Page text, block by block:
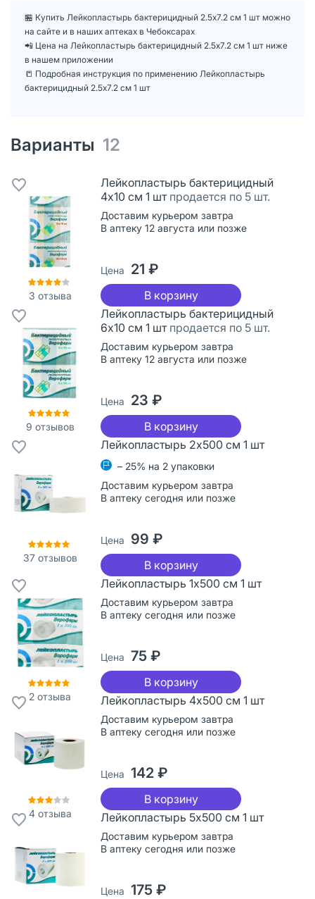
🏪 Купить Лейкопластырь бактерицидный 2.5х7.2 см 1 шт можно
на сайте и в наших аптеках в Чебоксарах
📲 Цена на Лейкопластырь бактерицидный 2.5х7.2 см 1 шт ниже
в нашем приложении
📒 Подробная инструкция по применению Лейкопластырь
бактерицидный 2.5х7.2 см 1 шт
Варианты 12
3 отзыва
Лейкопластырь бактерицидный
4х10 см 1 шт продается по 5 шт.
Доставим курьером завтра
В аптеку 12 августа или позже
Цена 21 ₽
В корзину
9 отзывов
Лейкопластырь бактерицидный
6х10 см 1 шт продается по 5 шт.
Доставим курьером завтра
В аптеку 12 августа или позже
Цена 23 ₽
В корзину
37отзывов
Лейкопластырь 2х500 см 1 шт
– 25% на 2 упаковки
Доставим курьером завтра
В аптеку сегодня или позже
Цена 99 ₽
В корзину
2 отзыва
Лейкопластырь 1х500 см 1 шт
Доставим курьером завтра
В аптеку сегодня или позже
Цена 75 ₽
В корзину
4отзыва
Лейкопластырь 4х500 см 1 шт
Доставим курьером завтра
В аптеку сегодня или позже
Цена 142 ₽
В корзину
Лейкопластырь 5х500 см 1 шт
Доставим курьером завтра
В аптеку сегодня или позже
Цена 175 ₽